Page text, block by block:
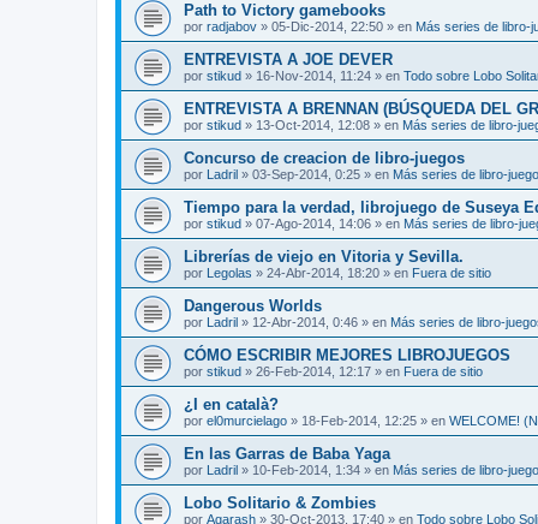
Path to Victory gamebooks
por radjabov » 05-Dic-2014, 22:50 » en Más series de libro-
ENTREVISTA A JOE DEVER
por stikud » 16-Nov-2014, 11:24 » en Todo sobre Lobo
ENTREVISTA A BRENNAN (BÚSQUEDA DEL
por stikud » 13-Oct-2014, 12:08 » en Más series de libro-
Concurso de creacion de libro-juegos
por Ladril » 03-Sep-2014, 0:25 » en Más series de libro-
Tiempo para la verdad, librojuego de Suseya
por stikud » 07-Ago-2014, 14:06 » en Más series de libro-
Librerías de viejo en Vitoria y Sevilla.
por Legolas » 24-Abr-2014, 18:20 » en Fuera de sitio
Dangerous Worlds
por Ladril » 12-Abr-2014, 0:46 » en Más series de libro-
CÓMO ESCRIBIR MEJORES LIBROJUEGOS
por stikud » 26-Feb-2014, 12:17 » en Fuera de sitio
¿I en català?
por el0murcielago » 18-Feb-2014, 12:25 » en WELCOME!
En las Garras de Baba Yaga
por Ladril » 10-Feb-2014, 1:34 » en Más series de libro-
Lobo Solitario & Zombies
por Agarash » 30-Oct-2013, 17:40 » en Todo sobre Lobo